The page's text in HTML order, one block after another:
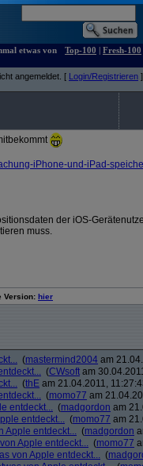
etwas von
Top-100 | Fresh-100
angemeldet. [ Login/Registrieren ]
iPhone-und-iPad-
der iOS-
muss.
Version: hier
(mastermind2004 am
(CWsoft am
(thE am 21.04.2011,
(momo77 am
entdeckt... (madgordon am
entdeckt... (momo77 am
Apple entdeckt... (madgordon
Apple entdeckt... (momo77
von Apple entdeckt... (